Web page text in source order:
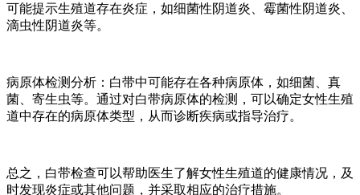
可能提示生殖道存在炎症，如细菌性阴道炎、霉菌性阴道炎、
滴虫性阴道炎等。
病原体检测分析：白带中可能存在各种病原体，如细菌、真
菌、寄生虫等。通过对白带病原体的检测，可以确定女性生殖
道中存在的病原体类型，从而诊断疾病或指导治疗。
总之，白带检查可以帮助医生了解女性生殖道的健康情况，及
时发现炎症或其他问题，并采取相应的治疗措施。